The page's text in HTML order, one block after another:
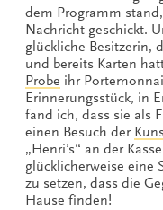
dem Programm
Nachricht geschickt.
glückliche Besitzerin,
und bereits Karten
Probe ihr
Erinnerungsstück, in
fand ich, dass sie als
einen Besuch der
„Henri’s“ an der
glücklicherweise eine
zu setzen, dass die
Hause finden!